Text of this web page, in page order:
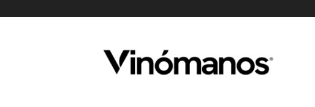
Vinomanos